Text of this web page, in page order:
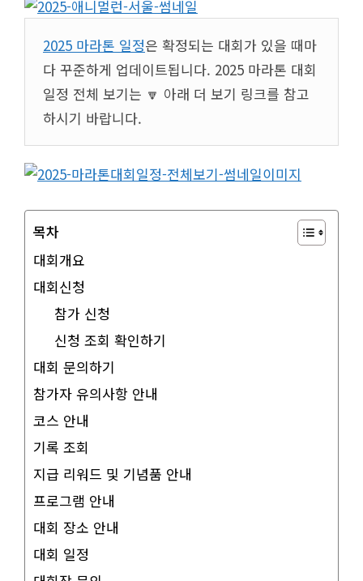
2025 마라톤 일정은 확정되는 대회가 있을 때마
다 꾸준하게 업데이트됩니다. 2025 마라톤 대회
일정 전체 보기는 🔽 아래 더 보기 링크를 참고
하시기 바랍니다.
목차
대회개요
대회신청
참가 신청
신청 조회 확인하기
대회 문의하기
참가자 유의사항 안내
코스 안내
기록 조회
지급 리워드 및 기념품 안내
프로그램 안내
대회 장소 안내
대회 일정